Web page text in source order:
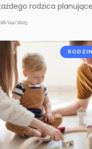
rodzica
18/04/2025